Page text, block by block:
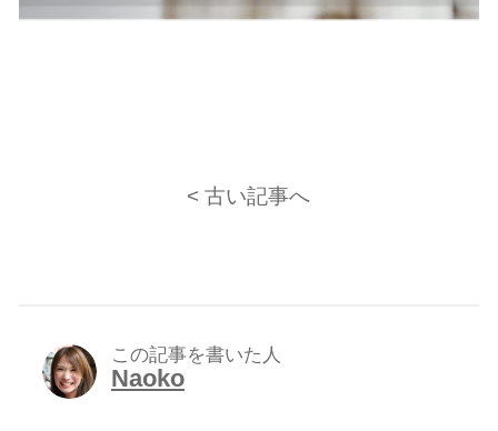
< 古い記事へ
この記事を書いた人
Naoko